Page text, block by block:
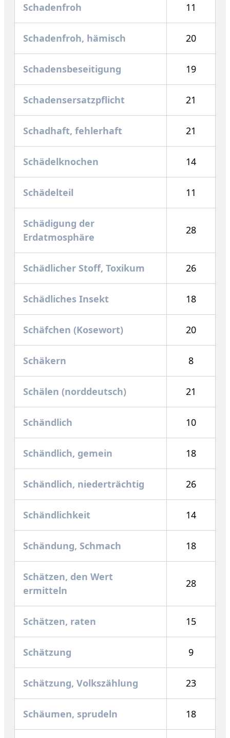
Schadenfroh 11
Schadenfroh, hämisch 20
Schadensbeseitigung 19
Schadensersatzpflicht 21
Schadhaft, fehlerhaft 21
Schädelknochen 14
Schädelteil 11
Schädigung der
Erdatmosphäre
28
Schädlicher Stoff, Toxikum 26
Schädliches Insekt 18
Schäfchen (Kosewort) 20
Schäkern 8
Schälen (norddeutsch) 21
Schändlich 10
Schändlich, gemein 18
Schändlich, niederträchtig 26
Schändlichkeit 14
Schändung, Schmach 18
Schätzen, den Wert
ermitteln
28
Schätzen, raten 15
Schätzung 9
Schätzung, Volkszählung 23
Schäumen, sprudeln 18